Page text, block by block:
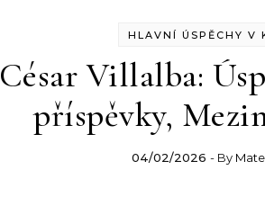
HLAVNÍ ÚSPĚCHY V
César Villalba:
příspěvky,
04/02/2026 - By